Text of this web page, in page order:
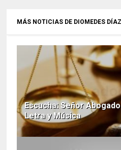
MÁS NOTICIAS DE DIOMEDES DÍAZ
Escucha: Señor
Letra y Música